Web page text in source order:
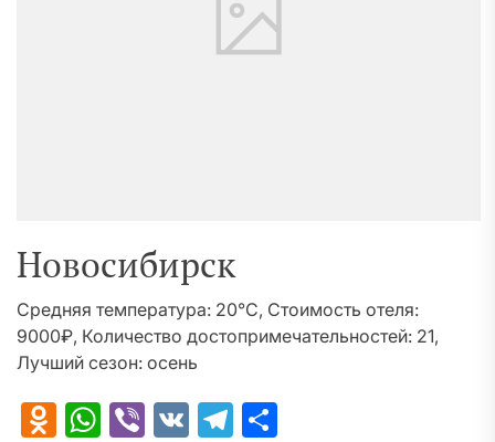
Новосибирск
Средняя температура: 20°C, Стоимость отеля:
9000₽, Количество достопримечательностей: 21,
Лучший сезон: осень
Odnoklassniki
WhatsApp
Viber
VK Telegram